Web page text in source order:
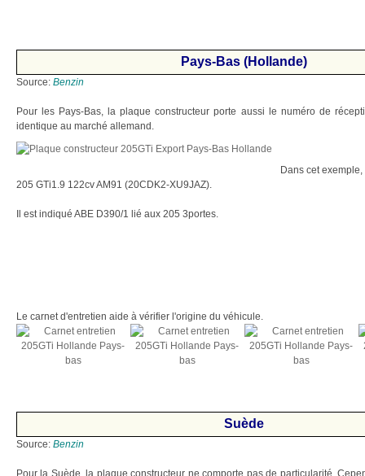
Pays-Bas (Hollande)
Source: Benzin
Pour les Pays-Bas, la plaque constructeur porte aussi le numéro de
identique au marché allemand.
Dans cet
205 GTi1.9 122cv AM91 (20CDK2-XU9JAZ).
Il est indiqué ABE D390/1 lié aux 205 3portes.
Le carnet d'entretien aide à vérifier l'origine du véhicule.
Suède
Source: Benzin